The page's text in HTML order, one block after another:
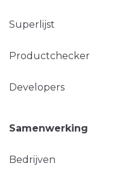
Superlijst
Productchecker
Developers
Samenwerking
Bedrijven